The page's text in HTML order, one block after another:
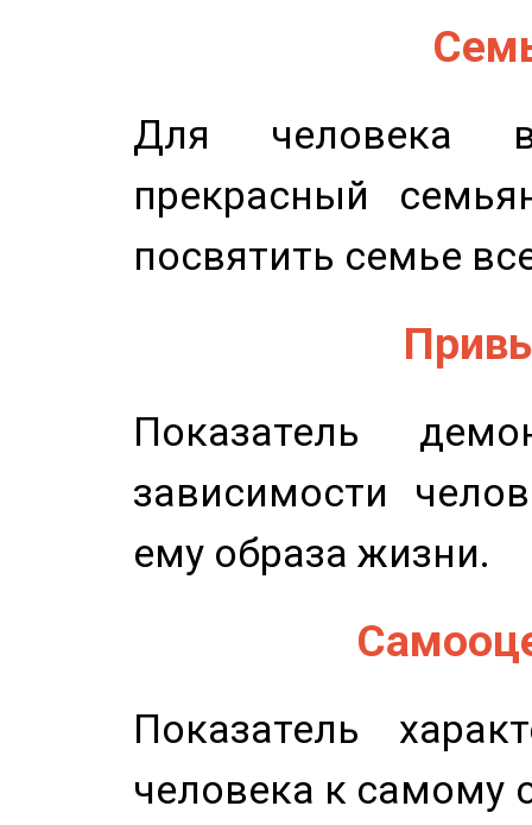
Для человека
прекрасный
посвятить семье
Показатель
зависимости
ему образа жизни.
Показатель
человека к самому